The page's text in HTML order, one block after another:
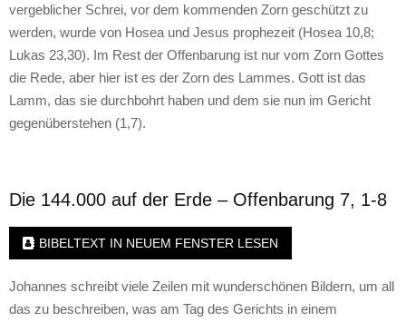
vergeblicher Schrei, vor dem kommenden Zorn geschützt zu
werden, wurde von Hosea und Jesus prophezeit (Hosea 10,8;
Lukas 23,30). Im Rest der Offenbarung ist nur vom Zorn Gottes
die Rede, aber hier ist es der Zorn des Lammes. Gott ist das
Lamm, das sie durchbohrt haben und dem sie nun im Gericht
gegenüberstehen (1,7).
Die 144.000 auf der Erde – Offenbarung 7, 1-8
BIBELTEXT IN NEUEM FENSTER LESEN
Johannes schreibt viele Zeilen mit wunderschönen Bildern, um all
das zu beschreiben, was am Tag des Gerichts in einem